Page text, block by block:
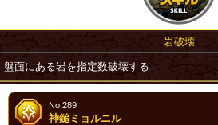
岩破壊
盤面にある岩を指定数破壊する
神鎚ミョルニル
No.289